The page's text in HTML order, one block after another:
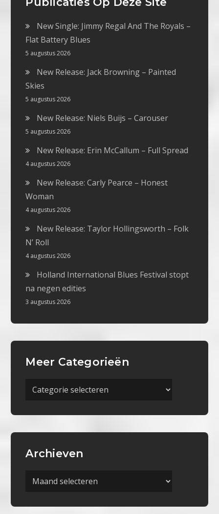
New Single: Jimmy Regal And The Royals –
Flat Battery Blues
5 augustus 2026
New Release: Jack Browning – Painted
Skies
5 augustus 2026
New Release: Niels Buijs – Carouser
5 augustus 2026
New Release: Erin McCallum – Full Spread
4 augustus 2026
New Release: Carly Pearce – Honest
Woman
4 augustus 2026
New Release: Taylor Hollingsworth – Folk
N’ Roll
4 augustus 2026
Holland International Blues Festival stopt
na negen edities
3 augustus 2026
Meer Categorieën
Meer
Archieven
Archieven